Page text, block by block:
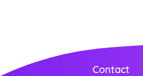
Contact